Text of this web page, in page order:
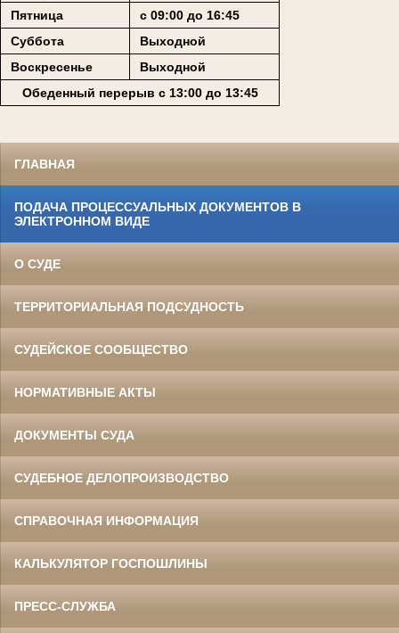
Пятница
с 09:00 до 16:45
Суббота
Выходной
Воскресенье
Выходной
Обеденный перерыв с 13:00 до 13:45
ГЛАВНАЯ
ПОДАЧА ПРОЦЕССУАЛЬНЫХ ДОКУМЕНТОВ В
ЭЛЕКТРОННОМ ВИДЕ
О СУДЕ
ТЕРРИТОРИАЛЬНАЯ ПОДСУДНОСТЬ
СУДЕЙСКОЕ СООБЩЕСТВО
НОРМАТИВНЫЕ АКТЫ
ДОКУМЕНТЫ СУДА
СУДЕБНОЕ ДЕЛОПРОИЗВОДСТВО
СПРАВОЧНАЯ ИНФОРМАЦИЯ
КАЛЬКУЛЯТОР ГОСПОШЛИНЫ
ПРЕСС-СЛУЖБА